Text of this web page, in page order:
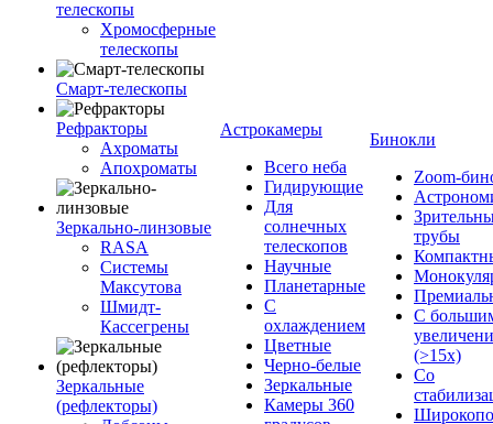
телескопы
Хромосферные
телескопы
Смарт-телескопы
Рефракторы
Ахроматы
Апохроматы
Зеркально-линзовые
RASA
Системы
Максутова
Шмидт-
Кассегрены
Зеркальные
(рефлекторы)
Астрокамеры
Всего неба
Гидирующие
Для
солнечных
телескопов
Научные
Планетарные
С
охлаждением
Цветные
Черно-белые
Зеркальные
Камеры 360
Бинокли
Zoom-
трубы
С
(>15x)
Со